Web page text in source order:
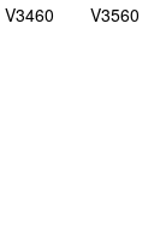
V3460
V3560